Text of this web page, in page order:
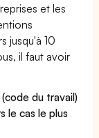
et les
jusqu'à 10
il faut avoir
du travail)
le cas le plus